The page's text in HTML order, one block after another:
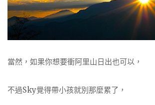
當然，如果你想要衝阿里山日出也可以，
不過Sky覺得帶小孩就別那麼累了，